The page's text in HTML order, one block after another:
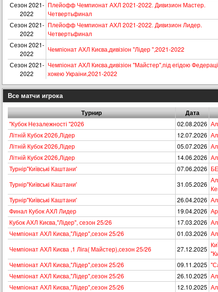
Сезон 2021-
2022
Плейофф Чемпионат АХЛ 2021-2022. Дивизион Мастер.
Четвертьфинал
Сезон 2021-
2022
Плейофф Чемпионат АХЛ 2021-2022. Дивизион Лидер.
Четвертьфинал
Сезон 2021-
2022
Чемпіонат АХЛ Києва,дивізіон "Лідер ",2021-2022
Сезон 2021-
2022
Чемпіонат АХЛ Києва,дивізіон "Майстер",під егідою
хокею Украіни,2021-2022
Все матчи игрока
Турнир Дата
"Кубок Незалежності "2026 02.08.2026
Літній Кубок 2026,Лідер
12.07.2026
Літній Кубок 2026,Лідер
05.07.2026
Літній Кубок 2026,Лідер
14.06.2026
Турнір"Київські Каштани'
07.06.2026
Турнір"Київські Каштани'
31.05.2026
Турнір"Київські Каштани'
26.04.2026
Финал Кубок АХЛ Лидер
19.04.2026
Кубок АХЛ Києва,"Лідер", сезон 25/26
17.03.2026
Чемпіонат АХЛ Києва,"Лідер",сезон 25/26
01.03.2026
Чемпіонат АХЛ Києва ,1 Ліга( Майстер),сезон 25/26
27.12.2025
Чемпіонат АХЛ Києва,"Лідер",сезон 25/26
09.11.2025
Чемпіонат АХЛ Києва,"Лідер",сезон 25/26
26.10.2025
Чемпіонат АХЛ Києва,"Лідер",сезон 25/26
12.10.2025